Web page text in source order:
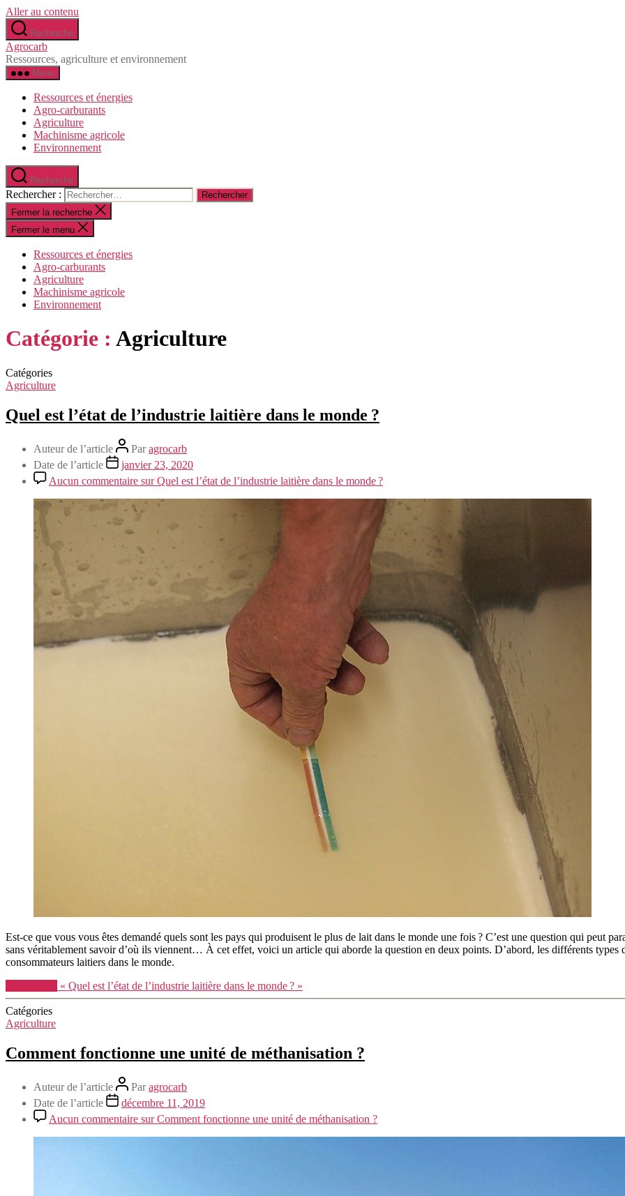
Aller au contenu
Recherche
Agrocarb
Ressources, agriculture et environnement
Menu
Ressources et énergies
Agro-carburants
Agriculture
Machinisme agricole
Environnement
Recherche
Rechercher :
Fermer la recherche
Fermer le menu
Ressources et énergies
Agro-carburants
Agriculture
Machinisme agricole
Environnement
Catégorie : Agriculture
Catégories
Agriculture
Quel est l’état de l’industrie laitière dans le monde ?
Auteur de l’article Paragrocarb
Date de l’article
janvier 23, 2020
Aucun commentaire sur Quel est l’état de l’industrie laitière dans le monde ?
Est-ce que vous vous êtes demandé quels sont les pays qui produisent le plus de lait dans le monde une fois ? C’est une question qui peut
sans véritablement savoir d’où ils viennent… À cet effet, voici un article qui aborde la question en deux points. D’abord, les différents types
consommateurs laitiers dans le monde.
« Quel est l’état de l’industrie laitière dans le monde ? »
Catégories
Agriculture
Comment fonctionne une unité de méthanisation ?
Auteur de l’article Paragrocarb
Date de l’article
décembre 11, 2019
Aucun commentaire sur Comment fonctionne une unité de méthanisation ?